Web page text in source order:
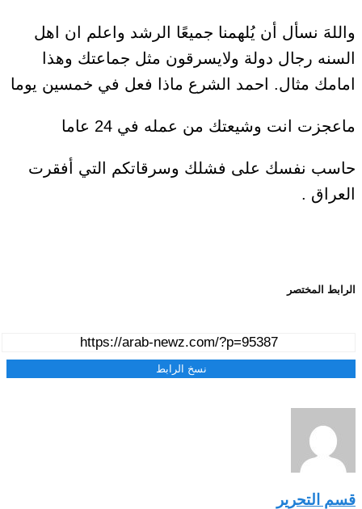
واللهَ نسأل أن يُلهمنا جميعًا الرشد واعلم ان اهل
السنه رجال دولة ولايسرقون مثل جماعتك وهذا
امامك مثال. احمد الشرع ماذا فعل في خمسين يوما
ماعجزت انت وشيعتك من عمله في 24 عاما
حاسب نفسك على فشلك وسرقاتكم التي أفقرت
العراق .
الرابط المختصر
نسخ الرابط
قسم التحرير